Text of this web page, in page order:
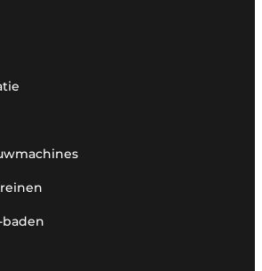
baden